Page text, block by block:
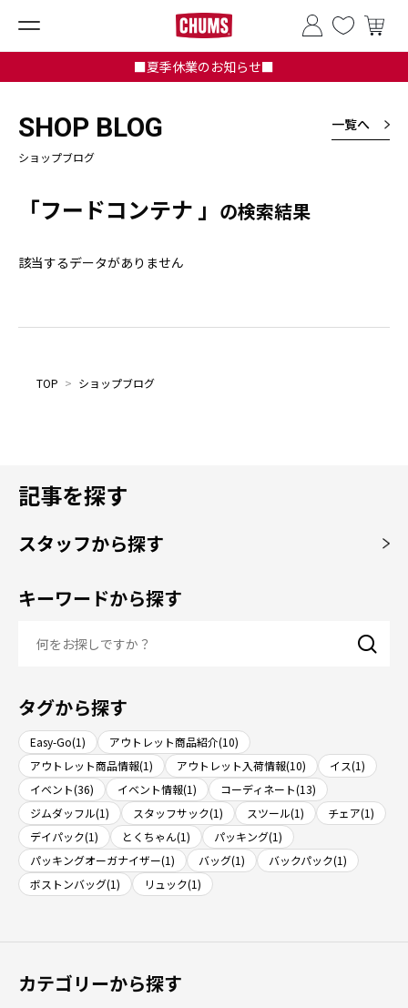
■夏季休業のお知らせ■
SHOP BLOG
ショップブログ
一覧へ
「フードコンテナ 」 の検索結果
該当するデータがありません
TOP > ショップブログ
記事を探す
スタッフから探す
キーワードから探す
タグから探す
Easy-Go(1)
アウトレット商品紹介(10)
アウトレット商品情報(1)
アウトレット入荷情報(10)
イス(1)
イベント(36)
イベント情報(1)
コーディネート(13)
ジムダッフル(1)
スタッフサック(1) スツール(1)
チェア(1)
デイパック(1)
とくちゃん(1)
パッキング(1)
パッキングオーガナイザー(1)
バッグ(1)
バックパック(1)
ボストンバッグ(1)
リュック(1)
カテゴリーから探す